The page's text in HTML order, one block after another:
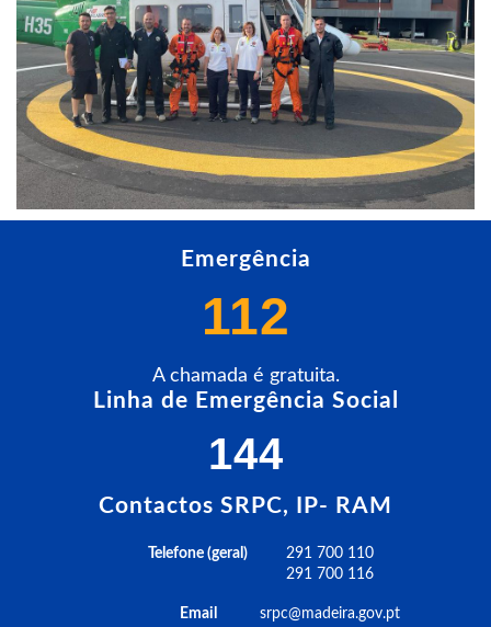
Emergência
112
A chamada é gratuita.
Linha de Emergência Social
144
Contactos SRPC, IP- RAM
Telefone (geral)
Email
291 700 110
291 700 116
srpc@madeira.gov.pt